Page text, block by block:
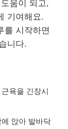
움이 되고,
기여해요.
를 시작하면
니다.
육을 긴장시
앉아 발바닥